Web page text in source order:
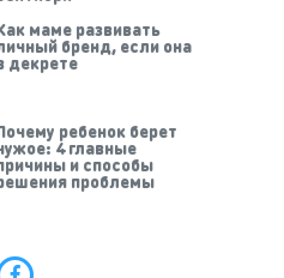
маме развивать
бренд, если она
декрете
ребенок берет
4 главные
и способы
проблемы